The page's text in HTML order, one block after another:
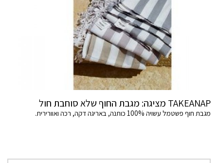
TAKEANAP מציגה: מגבת החוף שלא סוחבת חול
מגבת חוף פשטמל עשויה 100% כותנה, באריגה דקה, רכה ואוורירית.